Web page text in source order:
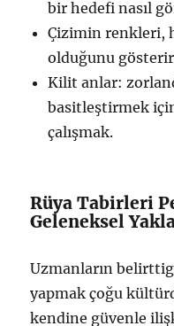
bir hedefi nasıl
Çizimin renkleri,
olduğunu
Kilit anlar:
basitleştirmek
çalışmak.
Rüya Tabirleri
Geleneksel
Uzmanların
yapmak çoğu
kendine güvenle